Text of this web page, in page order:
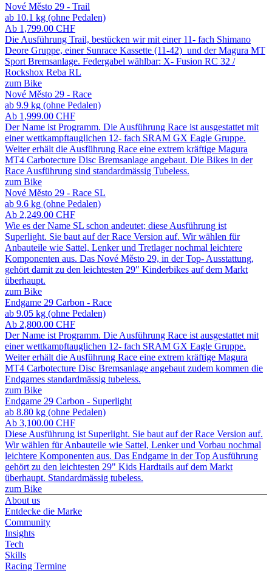
Nové Město 29 - Trail
ab 10.1 kg (ohne Pedalen)
Ab 1,799.00 CHF
Die Ausführung Trail, bestücken wir mit einer 11- fach Shimano
Deore Gruppe, einer Sunrace Kassette (11-42) und der Magura MT
Sport Bremsanlage. Federgabel wählbar: X- Fusion RC 32 /
Rockshox Reba RL
zum Bike
Nové Město 29 - Race
ab 9.9 kg (ohne Pedalen)
Ab 1,999.00 CHF
Der Name ist Programm. Die Ausführung Race ist ausgestattet mit
einer wettkampftauglichen 12- fach SRAM GX Eagle Gruppe.
Weiter erhält die Ausführung Race eine extrem kräftige Magura
MT4 Carbotecture Disc Bremsanlage angebaut. Die Bikes in der
Race Ausführung sind standardmässig Tubeless.
zum Bike
Nové Město 29 - Race SL
ab 9.6 kg (ohne Pedalen)
Ab 2,249.00 CHF
Wie es der Name SL schon andeutet; diese Ausführung ist
Superlight. Sie baut auf der Race Version auf. Wir wählen für
Anbauteile wie Sattel, Lenker und Tretlager nochmal leichtere
Komponenten aus. Das Nové Město 29, in der Top- Ausstattung,
gehört damit zu den leichtesten 29″ Kinderbikes auf dem Markt
überhaupt.
zum Bike
Endgame 29 Carbon - Race
ab 9.05 kg (ohne Pedalen)
Ab 2,800.00 CHF
Der Name ist Programm. Die Ausführung Race ist ausgestattet mit
einer wettkampftauglichen 12- fach SRAM GX Eagle Gruppe.
Weiter erhält die Ausführung Race eine extrem kräftige Magura
MT4 Carbotecture Disc Bremsanlage angebaut zudem kommen die
Endgames standardmässig tubeless.
zum Bike
Endgame 29 Carbon - Superlight
ab 8.80 kg (ohne Pedalen)
Ab 3,100.00 CHF
Diese Ausführung ist Superlight. Sie baut auf der Race Version auf.
Wir wählen für Anbauteile wie Sattel, Lenker und Vorbau nochmal
leichtere Komponenten aus. Das Endgame in der Top Ausführung
gehört zu den leichtesten 29" Kids Hardtails auf dem Markt
überhaupt. Standardmässig tubeless.
zum Bike
About us
Entdecke die Marke
Community
Insights
Tech
Skills
Racing Termine